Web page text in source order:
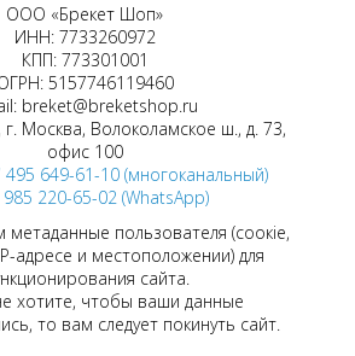
ООО «Брекет Шоп»
ИНН: 7733260972
КПП: 773301001
5157746119460
breket@breketshop.ru
г. Москва, Волоколамское ш., д. 73,
офис 100
495 649-61-10 (многоканальный)
220-65-02 (WhatsApp)
пользователя (соокіе,
адресе и местоположении) для
сайта.
хотите, чтобы ваши данные
то вам следует покинуть сайт.